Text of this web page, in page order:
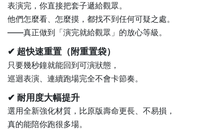
表演完，你直接把套子遞給觀眾。
他們怎麼看、怎麼摸，都找不到任何可疑之處。
——真正做到「演完就給觀眾」的放心等級。
✔ 超快速重置（附重置袋）
只要幾秒鐘就能回到可演狀態，
巡迴表演、連續跑場完全不會卡節奏。
✔ 耐用度大幅提升
選用全新強化材質，比原版壽命更長、不易損，
真的能陪你跑很多場。